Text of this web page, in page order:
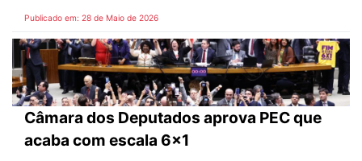
Publicado em: 28 de Maio de 2026
Câmara dos Deputados aprova PEC que
acaba com escala 6x1